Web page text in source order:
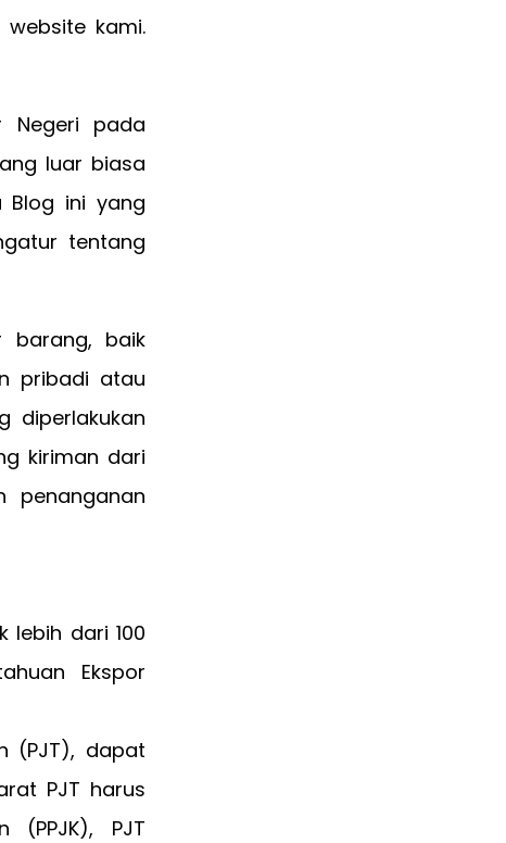
kami.
Negeri pada
luar biasa
Blog ini yang
tentang
barang, baik
pribadi atau
diperlakukan
kiriman dari
penanganan
lebih dari 100
Ekspor
(PJT), dapat
PJT harus
(PPJK), PJT